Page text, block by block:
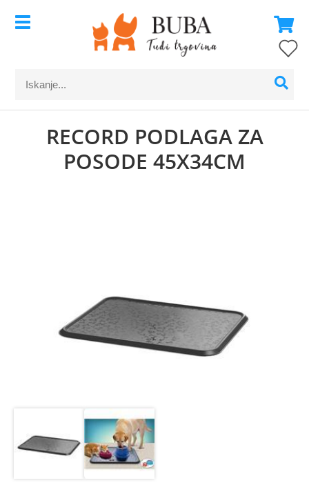
RECORD PODLAGA ZA
POSODE 45X34CM